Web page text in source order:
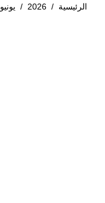
الرئيسية /
2026
/ يونيو